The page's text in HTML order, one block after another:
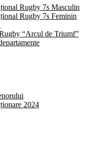
Rugby 7s Masculin
Rugby 7s Feminin
“Arcul de Triumf”
2024